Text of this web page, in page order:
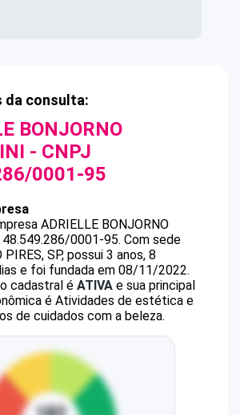
da consulta:
BONJORNO
- CNPJ
0001-95
ADRIELLE BONJORNO
48.549.286/0001-95. Com sede
PIRES, SP, possui 3 anos, 8
e foi fundada em 08/11/2022.
cadastral é ATIVA e sua principal
é Atividades de estética e
de cuidados com a beleza.